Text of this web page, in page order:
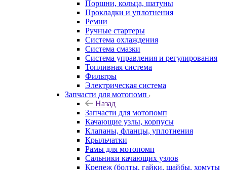
Поршни, кольца, шатуны
Прокладки и уплотнения
Ремни
Ручные стартеры
Система охлаждения
Система смазки
Система управления и регулирования
Топливная система
Фильтры
Электрическая система
Запчасти для мотопомп
Назад
Запчасти для мотопомп
Качающие узлы, корпусы
Клапаны, фланцы, уплотнения
Крыльчатки
Рамы для мотопомп
Сальники качающих узлов
Крепеж (болты, гайки, шайбы, хомуты